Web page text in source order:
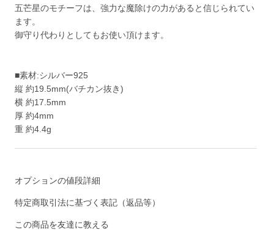
五芒星のモチーフは、強力な魔除けの力があると信じられてい
ます。
御守り代わりとしてもお使い頂けます。
■素材:シルバー925
縦 約19.5mm(バチカン抜き)
横 約17.5mm
厚 約4mm
重 約4.4g
オプションの値段詳細
特定商取引法に基づく表記（返品等）
この商品を友達に教える